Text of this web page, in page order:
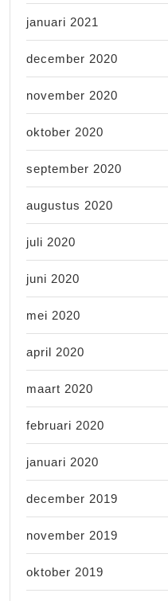
januari 2021
december 2020
november 2020
oktober 2020
september 2020
augustus 2020
juli 2020
juni 2020
mei 2020
april 2020
maart 2020
februari 2020
januari 2020
december 2019
november 2019
oktober 2019